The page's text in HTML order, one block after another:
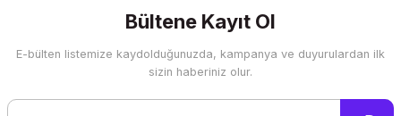
Bültene Kayıt Ol
E-bülten listemize kaydolduğunuzda, kampanya ve duyurulardan ilk
sizin haberiniz olur.